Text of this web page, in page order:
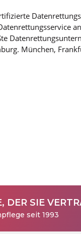
München,
DER SIE
seit 1993